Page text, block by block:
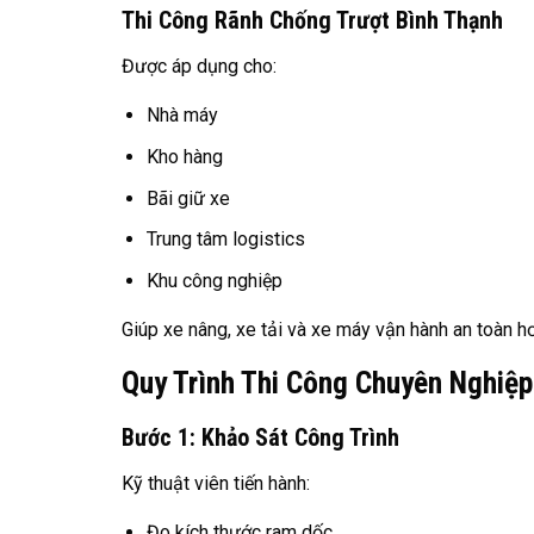
Thi Công Rãnh Chống Trượt Bình Thạnh
Được áp dụng cho:
Nhà máy
Kho hàng
Bãi giữ xe
Trung tâm logistics
Khu công nghiệp
Giúp xe nâng, xe tải và xe máy vận hành an toàn
Quy Trình Thi Công Chuyên Nghiệp
Bước 1: Khảo Sát Công Trình
Kỹ thuật viên tiến hành: